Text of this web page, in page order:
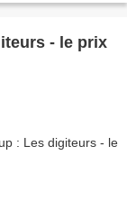
- le prix